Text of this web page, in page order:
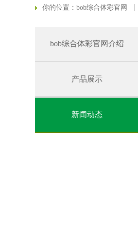
你的位置： bob综合体彩官网
bob综合体彩官网介绍
产品展示
新闻动态